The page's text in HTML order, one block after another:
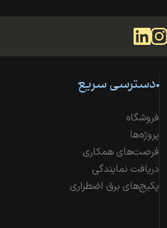
دسترسی سریع
فروشگاه
پروژه‌ها
فرصت‌های همکاری
دریافت نمایندگی
پکیج‌های برق اضطراری